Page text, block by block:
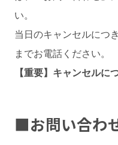
い。
当日のキャンセルにつ
までお電話ください。
【重要】キャンセルに
■お問い合わ